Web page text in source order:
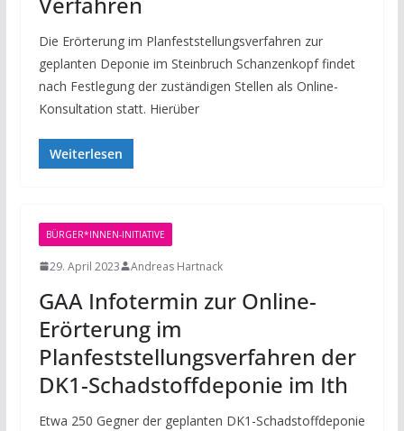
Die Erörterung im Planfeststellungsverfahren zur
geplanten Deponie im Steinbruch Schanzenkopf findet
nach Festlegung der zuständigen Stellen als Online-
Konsultation statt. Hierüber
Weiterlesen
BÜRGER*INNEN-INITIATIVE
29. April 2023 Andreas Hartnack
GAA Infotermin zur Online-
Erörterung im
Planfeststellungsverfahren der
DK1-Schadstoffdeponie im Ith
Etwa 250 Gegner der geplanten DK1-Schadstoffdeponie